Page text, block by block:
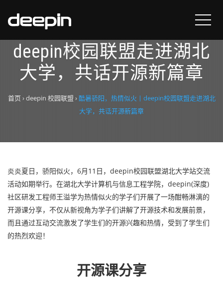
酷暑骄阳，热情似火丨
deepin校园联盟走进湖北
大学，共话开源新篇章
首页›deepin 校园联盟›酷暑骄阳，热情似火丨deepin校园联盟走进湖北
大学，共话开源新篇章
炎炎夏日，骄阳似火，6月11日，deepin校园联盟湖北大学站交流
活动如期举行。在湖北大学计算机与信息工程学院，deepin(深度)
社区研发工程师王溢学为热情似火的学子们开展了一场酣畅淋漓的
开源课分享，不仅从新视角为学子们讲解了开源技术和发展前景，
而且通过互动交流激发了学生们的开源兴趣和热情，受到了学生们
的热烈欢迎！
开源课分享